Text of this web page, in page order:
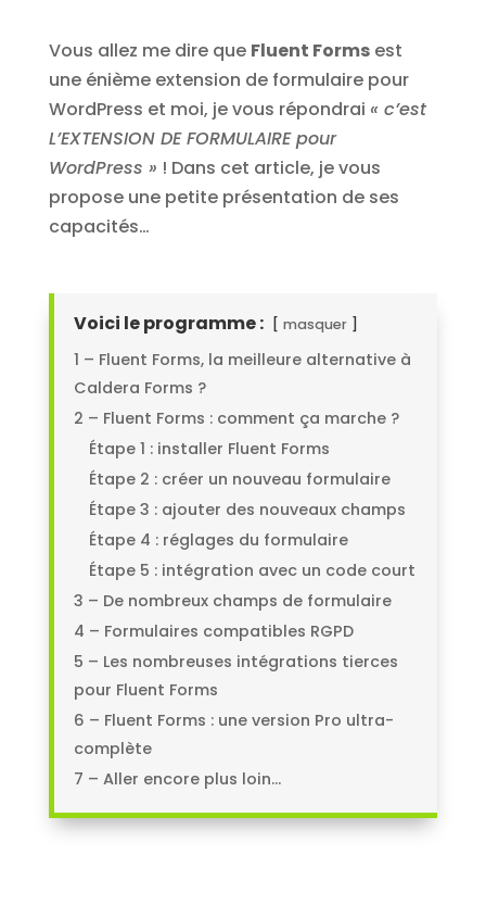
Vous allez me dire que Fluent Formsest
une énième extension de formulaire pour
WordPress et moi, je vous répondrai « c’est
L’EXTENSION DE FORMULAIRE pour
WordPress » ! Dans cet article, je vous
propose une petite présentation de ses
capacités…
Voici le programme : masquer
1 – Fluent Forms, la meilleure alternative à
Caldera Forms ?
2 – Fluent Forms : comment ça marche ?
Étape 1 : installer Fluent Forms
Étape 2 : créer un nouveau formulaire
Étape 3 : ajouter des nouveaux champs
Étape 4 : réglages du formulaire
Étape 5 : intégration avec un code court
3 – De nombreux champs de formulaire
4 – Formulaires compatibles RGPD
5 – Les nombreuses intégrations tierces
pour Fluent Forms
6 – Fluent Forms : une version Pro ultra-
complète
7 – Aller encore plus loin…